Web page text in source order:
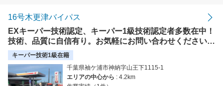
16号木更津バイパス
EXキーパー技術認定、キーパー1級技術認定者多数在中！
技術、品質に自信有り。お気軽にお問い合わせください。
無料レンタカーも有ります。【使えます】楽天カード、楽
天ペイ、各種電子マネー、各種クレジット
キーパー技術1級在籍
千葉県袖ケ浦市神納字山王下1115-1
エリアの中心から : 4.2km